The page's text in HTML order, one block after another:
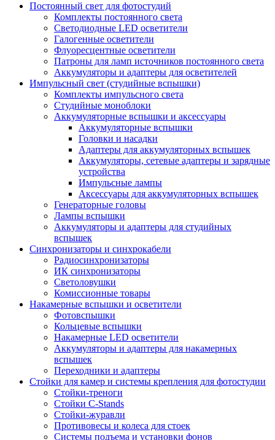
Постоянный свет для фотостудий
Комплекты постоянного света
Светодиодные LED осветители
Галогенные осветители
Флуоресцентные осветители
Патроны для ламп источников постоянного света
Аккумуляторы и адаптеры для осветителей
Импульсный свет (студийные вспышки)
Комплекты импульсного света
Студийные моноблоки
Аккумуляторные вспышки и аксессуары
Аккумуляторные вспышки
Головки и насадки
Адаптеры для аккумуляторных вспышек
Аккумуляторы, сетевые адаптеры и зарядные
устройства
Импульсные лампы
Аксессуары для аккумуляторных вспышек
Генераторные головы
Лампы вспышки
Аккумуляторы и адаптеры для студийных
вспышек
Синхронизаторы и синхрокабели
Радиосинхронизаторы
ИК синхронизаторы
Светоловушки
Комиссионные товары
Накамерные вспышки и осветители
Фотовспышки
Кольцевые вспышки
Накамерные LED осветители
Аккумуляторы и адаптеры для накамерных
вспышек
Переходники и адаптеры
Стойки для камер и системы крепления для фотостудии
Стойки-треноги
Стойки C-Stands
Стойки-журавли
Противовесы и колеса для стоек
Системы подъема и установки фонов